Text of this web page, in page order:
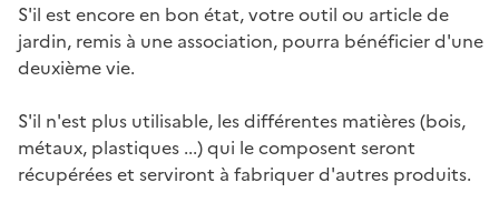
S'il est encore en bon état, votre outil ou article de
jardin, remis à une association, pourra bénéficier d'une
deuxième vie.
S'il n'est plus utilisable, les différentes matières (bois,
métaux, plastiques ...) qui le composent seront
récupérées et serviront à fabriquer d'autres produits.